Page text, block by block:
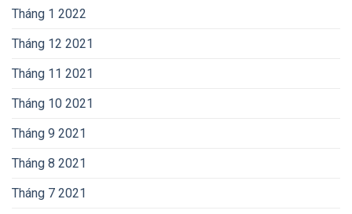
Tháng 1 2022
Tháng 12 2021
Tháng 11 2021
Tháng 10 2021
Tháng 9 2021
Tháng 8 2021
Tháng 7 2021